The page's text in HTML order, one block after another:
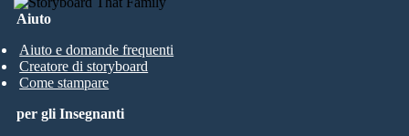
Aiuto
Aiuto e domande frequenti
Creatore di storyboard
Come stampare
per gli Insegnanti